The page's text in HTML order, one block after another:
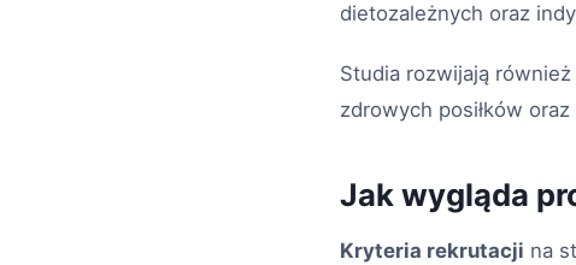
dietozależnych oraz
Studia rozwijają
zdrowych posiłków
Jak wygląda
Kryteria rekrutacji na